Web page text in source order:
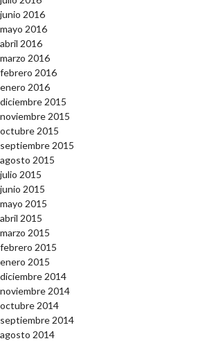
junio 2016
mayo 2016
abril 2016
marzo 2016
febrero 2016
enero 2016
diciembre 2015
noviembre 2015
octubre 2015
septiembre 2015
agosto 2015
julio 2015
junio 2015
mayo 2015
abril 2015
marzo 2015
febrero 2015
enero 2015
diciembre 2014
noviembre 2014
octubre 2014
septiembre 2014
agosto 2014